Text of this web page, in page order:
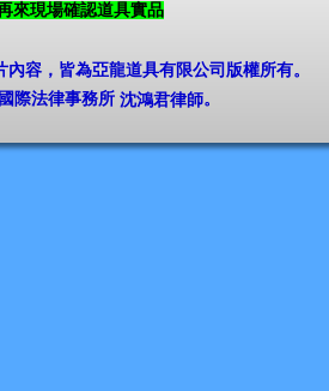
來現場確認道具實品
內容，皆為亞龍道具有限公司版權所有。
際法律事務所 沈鴻君律師。